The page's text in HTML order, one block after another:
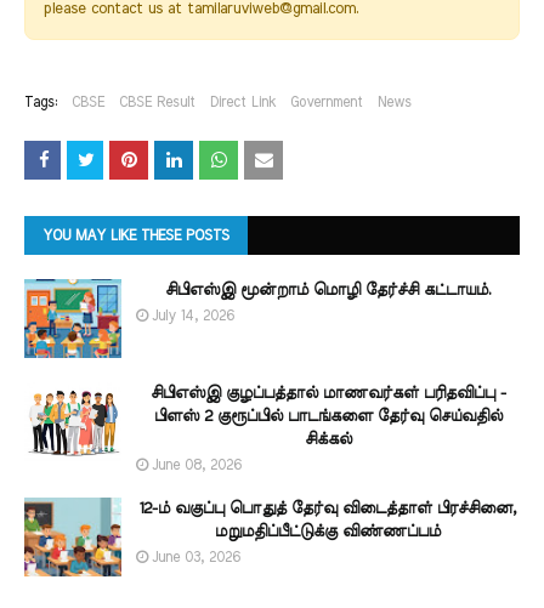
please contact us at tamilaruviweb@gmail.com.
Tags: CBSE CBSE Result Direct Link Government News
YOU MAY LIKE THESE POSTS
சிபிஎஸ்இ மூன்றாம் மொழி தேர்ச்சி கட்டாயம்.
July 14, 2026
சிபிஎஸ்இ குழப்பத்தால் மாணவர்கள் பரிதவிப்பு -
பிளஸ் 2 குரூப்பில் பாடங்களை தேர்வு செய்வதில்
சிக்கல்
June 08, 2026
12-ம் வகுப்பு பொதுத் தேர்வு விடைத்தாள் பிரச்சினை,
மறுமதிப்பீட்டுக்கு விண்ணப்பம்
June 03, 2026